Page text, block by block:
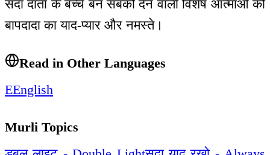
सदा दाता के बच्चे बन सबको देने वाली विशेष आत्माओं को
बापदादा का याद-प्यार और नमस्ते।
Read in Other Languages
EEnglish
Murli Topics